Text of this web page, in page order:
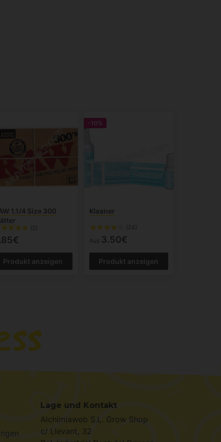
1.1/4 Size 300
(2)
Produkt anzeigen
-10%
Kleaner
(24)
Aus 3.50€
Produkt anzeigen
Lage und Kontakt
Alchimiaweb S.L. Grow Shop
c/ Llevant, 32